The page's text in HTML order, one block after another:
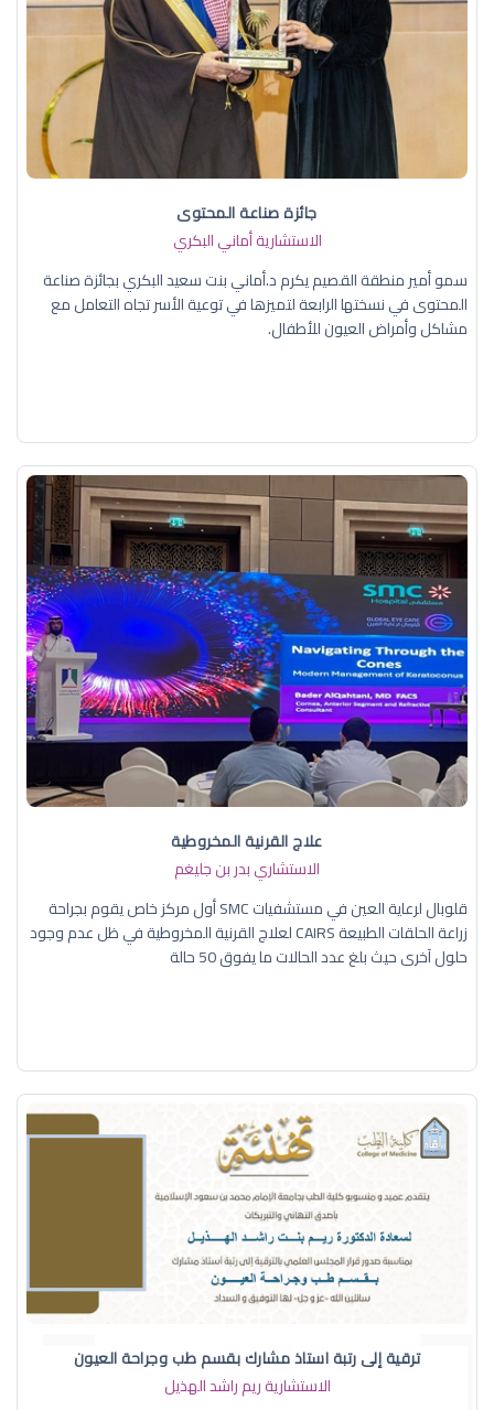
جائزة صناعة المحتوى
الاستشارية أماني البكري
سمو أمير منطقة القصيم يكرم د.أماني بنت سعيد البكري بجائزة صناعة
المحتوى في نسختها الرابعة لتميزها في توعية الأسر تجاه التعامل مع
مشاكل وأمراض العيون للأطفال.
علاج القرنية المخروطية
الاستشاري بدر بن جليغم
قلوبال لرعاية العين في مستشفيات SMC أول مركز خاص يقوم بجراحة
زراعة الحلقات الطبيعة CAIRS لعلاج القرنية المخروطية في ظل عدم وجود
حلول آخرى حيث بلغ عدد الحالات ما يفوق 50 حالة
ترقية إلى رتبة استاذ مشارك بقسم طب وجراحة العيون
الاستشارية ريم راشد الهذيل